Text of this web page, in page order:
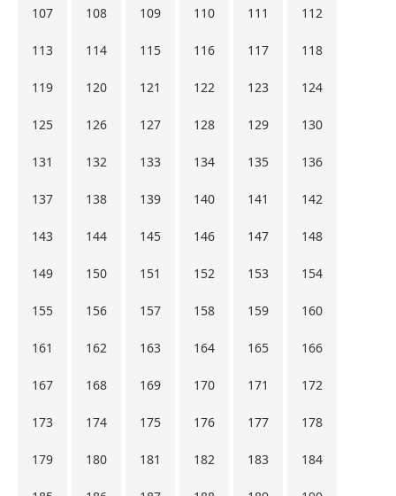
107 108 109 110 111 112
113 114 115 116 117 118
119 120 121 122 123 124
125 126 127 128 129 130
131 132 133 134 135 136
137 138 139 140 141 142
143 144 145 146 147 148
149 150 151 152 153 154
155 156 157 158 159 160
161 162 163 164 165 166
167 168 169 170 171 172
173 174 175 176 177 178
179 180 181 182 183 184